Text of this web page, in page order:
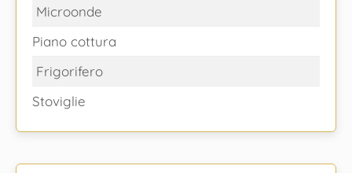
Microonde
Piano cottura
Frigorifero
Stoviglie